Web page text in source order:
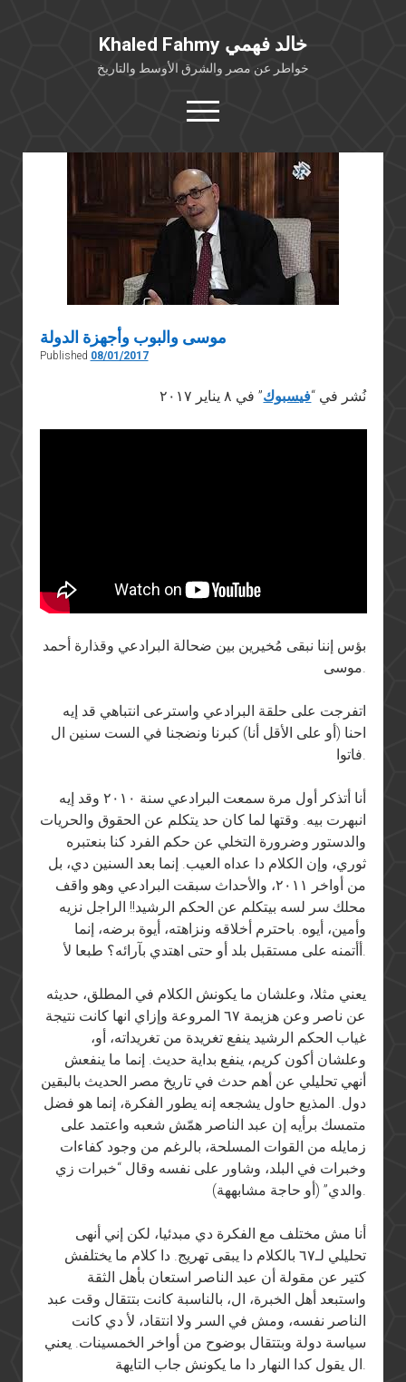
Khaled Fahmy خالد فهمي
خواطر عن مصر والشرق الأوسط والتاريخ
open
menu
twitterfacebook
خلفية شخصية
كتابات أكاديمية
مقالات صحافية
بوستات من فيسبوك
Languages
موسى والبوب وأجهزة الدولة
Published 08/01/2017
نُشر في “فيسبوك” في ٨ يناير ٢٠١٧
بؤس إننا نبقى مُخيرين بين ضحالة البرادعي وقذارة أحمد
موسى.
اتفرجت على حلقة البرادعي واسترعى انتباهي قد إيه
احنا (أو على الأقل أنا) كبرنا ونضجنا في الست سنين ال
فاتوا.
أنا أتذكر أول مرة سمعت البرادعي سنة ٢٠١٠ وقد إيه
انبهرت بيه. وقتها لما كان حد يتكلم عن الحقوق والحريات
والدستور وضرورة التخلي عن حكم الفرد كنا بنعتبره
ثوري، وإن الكلام دا عداه العيب. إنما بعد السنين دي، بل
من أواخر ٢٠١١، والأحداث سبقت البرادعي وهو واقف
محلك سر لسه بيتكلم عن الحكم الرشيد!! الراجل نزيه
وأمين، أيوه. باحترم أخلاقه ونزاهته، أيوة برضه، إنما
أأتمنه على مستقبل بلد أو حتى اهتدي بآرائه؟ طبعا لأ.
يعني مثلا، وعلشان ما يكونش الكلام في المطلق، حديثه
عن ناصر وعن هزيمة ٦٧ المروعة وإزاي انها كانت نتيجة
غياب الحكم الرشيد ينفع تغريدة من تغريداته، أو،
وعلشان أكون كريم، ينفع بداية حديث. إنما ما ينفعش
أنهي تحليلي عن أهم حدث في تاريخ مصر الحديث بالبقين
دول. المذيع حاول يشجعه إنه يطور الفكرة، إنما هو فضل
متمسك برأيه إن عبد الناصر همّش شعبه واعتمد على
زمايله من القوات المسلحة، بالرغم من وجود كفاءات
وخبرات في البلد، وشاور على نفسه وقال “خبرات زي
والدي” (أو حاجة مشابههة).
أنا مش مختلف مع الفكرة دي مبدئيا، لكن إني أنهى
تحليلي لـ٦٧ بالكلام دا يبقى تهريج. دا كلام ما يختلفش
كتير عن مقولة أن عبد الناصر استعان بأهل الثقة
واستبعد أهل الخبرة، ال، بالناسبة كانت بتتقال وقت عبد
الناصر نفسه، ومش في السر ولا انتقاد، لأ دي كانت
سياسة دولة وبتتقال بوضوح من أواخر الخمسينات. يعني
ال يقول كدا النهار دا ما يكونش جاب التايهة.